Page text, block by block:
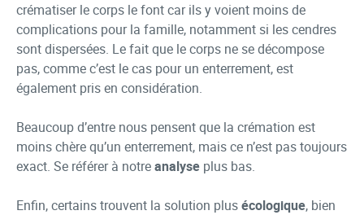
crématiser le corps le font car ils y voient moins de
complications pour la famille, notamment si les cendres
sont dispersées. Le fait que le corps ne se décompose
pas, comme c’est le cas pour un enterrement, est
également pris en considération.
Beaucoup d’entre nous pensent que la crémation est
moins chère qu’un enterrement, mais ce n’est pas toujours
exact. Se référer à notreanalyse plus bas.
Enfin, certains trouvent la solution plusécologique, bien